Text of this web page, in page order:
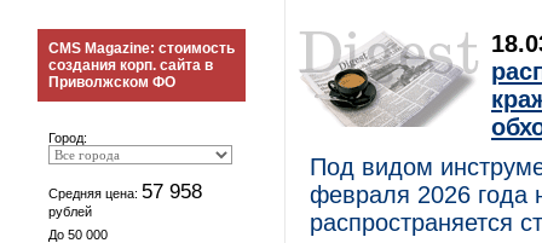
CMS Magazine: стоимость
создания корп. сайта в
Приволжском ФО
Город:
Средняя цена: 57 958
рублей
До 50 000
Под видом
февраля 2026 года
распространяется